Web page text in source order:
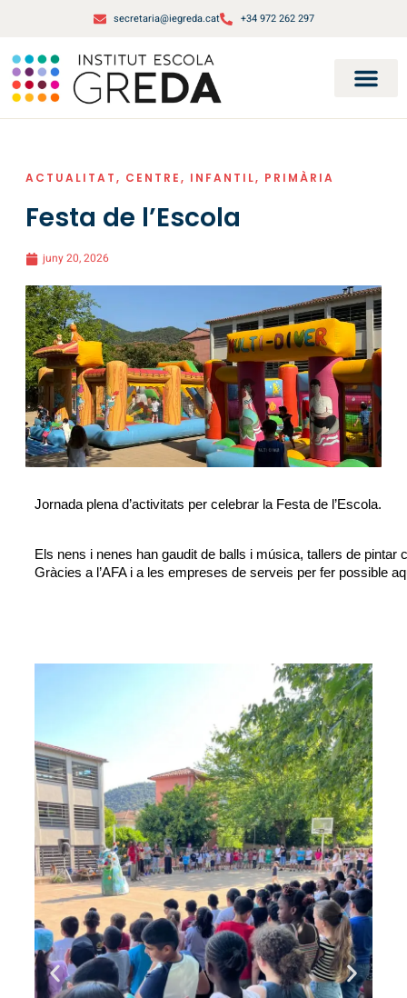
secretaria@iegreda.cat +34 972 262 297
ACTUALITAT, CENTRE, INFANTIL, PRIMÀRIA
Festa de l’Escola
juny 20, 2026
Jornada plena d’activitats per celebrar la Festa de l’Escola.
Els nens i nenes han gaudit de balls i música, tallers de
Gràcies a l’AFA i a les empreses de serveis per fer possible